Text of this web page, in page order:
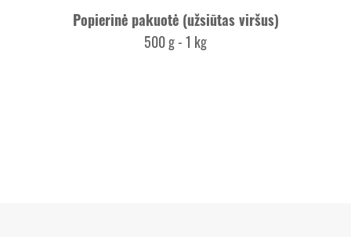
Popierinė pakuotė (užsiūtas viršus)
500 g - 1 kg